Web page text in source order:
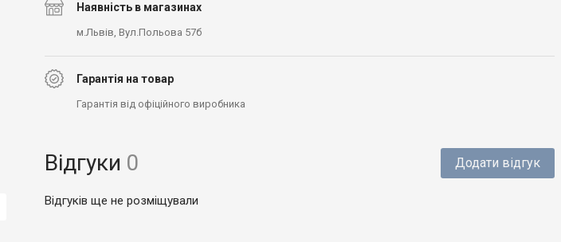
Наявність в магазинах
м.Львів, Вул.Польова 57б
Гарантія на товар
Гарантія від офіційного виробника
Відгуки 0 Додати відгук
Відгуків ще не розміщували